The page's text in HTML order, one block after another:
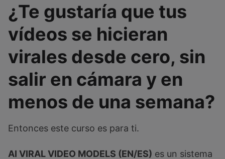
¿Te gustaría que tus
vídeos se hicieran
virales desde cero, sin
salir en cámara y en
menos de una semana?
Entonces este curso es para ti.
AI VIRAL VIDEO MODELS (EN/ES) es un sistema